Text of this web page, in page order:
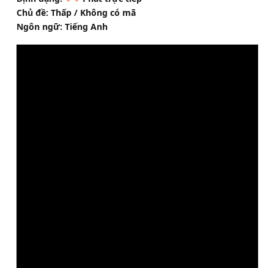
Chủ đề: Thấp / Không có mã
Ngôn ngữ: Tiếng Anh